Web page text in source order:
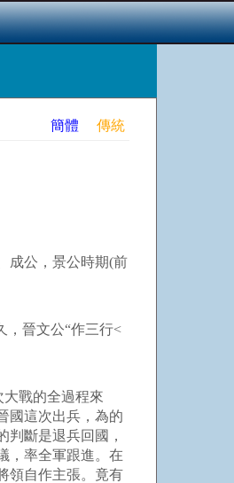
簡體 傳統
成公，景公時期(前
，晉文公“作三行<
戰的全過程來
國這次出兵，為的
斷是退兵回國，
，率全軍跟進。在
領自作主張。竟有